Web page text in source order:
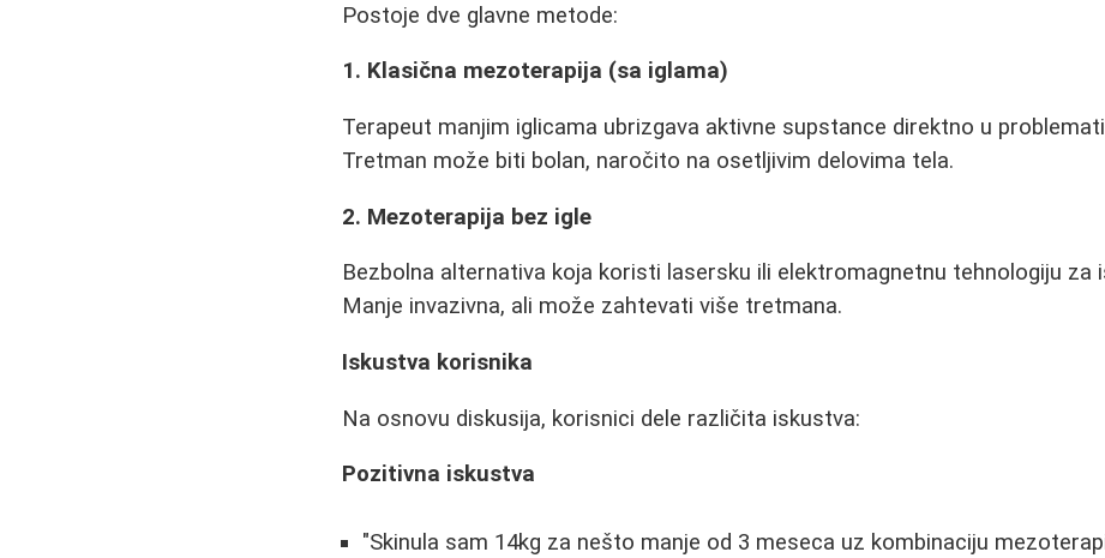
Postoje dve glavne metode:
1. Klasična mezoterapija (sa iglama)
Terapeut manjim iglicama ubrizgava aktivne supstance direktno u
Tretman može biti bolan, naročito na osetljivim delovima tela.
2. Mezoterapija bez igle
Bezbolna alternativa koja koristi lasersku ili elektromagnetnu tehnologiju za
Manje invazivna, ali može zahtevati više tretmana.
Iskustva korisnika
Na osnovu diskusija, korisnici dele različita iskustva:
Pozitivna iskustva
"Skinula sam 14kg za nešto manje od 3 meseca uz kombinaciju